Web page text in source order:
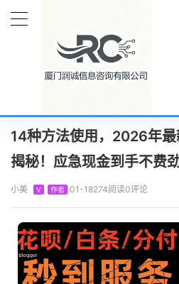
当前位置： 首页 知识百科
14种方法使用，2026年
揭秘！应急现金到手不费
小美 V 作者 01-18274阅读0评论